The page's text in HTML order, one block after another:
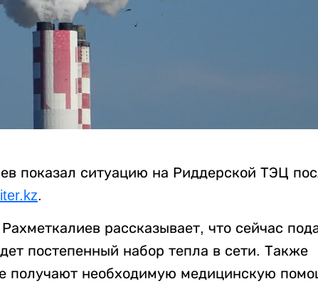
показал ситуацию на Риддерской ТЭЦ
.
рассказывает, что сейчас
постепенный набор тепла в сети. Также
получают необходимую медицинскую